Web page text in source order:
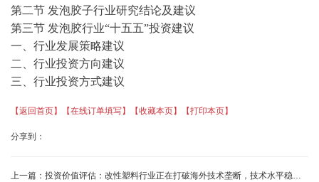
第二节 发泡胶子行业研究结论及建议
第三节 发泡胶行业“十五五”投资建议
一、行业发展策略建议
二、行业投资方向建议
三、行业投资方式建议
【返回首页】 【在线订单填写】 【收藏本页】 【打印本页】
分享到：
上一篇： 投资价值评估：改性塑料行业正在打破海外技术垄断，技术水平稳步提升-中金企信